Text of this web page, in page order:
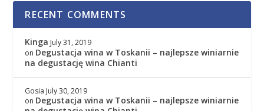
RECENT COMMENTS
Kinga July 31, 2019
on Degustacja wina w Toskanii – najlepsze winiarnie
na degustację wina Chianti
Gosia July 30, 2019
on Degustacja wina w Toskanii – najlepsze winiarnie